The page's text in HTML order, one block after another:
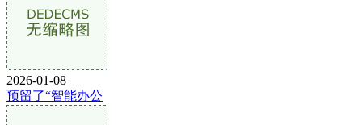
2026-01-08
预留了“智能办公